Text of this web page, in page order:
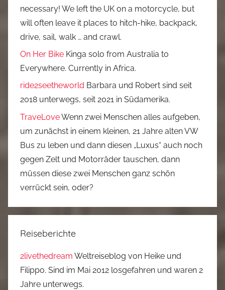
necessary! We left the UK on a motorcycle, but
will often leave it places to hitch-hike, backpack,
drive, sail, walk … and crawl.
On Her Bike Kinga solo from Australia to
Everywhere. Currently in Africa.
ride2seetheworld Barbara und Robert sind seit
2018 unterwegs, seit 2021 in Südamerika.
TraveLoveWenn zwei Menschen alles aufgeben,
um zunächst in einem kleinen, 21 Jahre alten VW
Bus zu leben und dann diesen „Luxus“ auch noch
gegen Zelt und Motorräder tauschen, dann
müssen diese zwei Menschen ganz schön
verrückt sein, oder?
Reiseberichte
2livethedream Weltreiseblog von Heike und
Filippo. Sind im Mai 2012 losgefahren und waren 2
Jahre unterwegs.